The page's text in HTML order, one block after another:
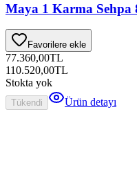
Maya 1 Karma Sehpa
Favorilere ekle
77.360,00TL
110.520,00TL
Stokta yok
Tükendi Ürün detayı